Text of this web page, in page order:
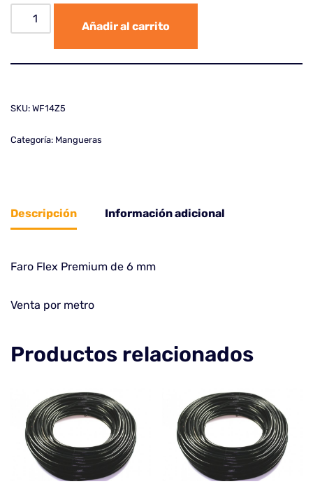
Añadir al carrito
SKU: WF14Z5
Categoría: Mangueras
Descripción Información adicional
Faro Flex Premium de 6 mm
Venta por metro
Productos relacionados